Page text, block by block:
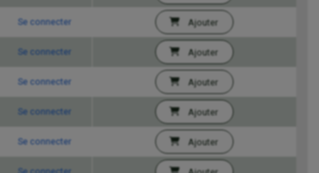
Se connecter Ajouter
Se connecter Ajouter
Se connecter Ajouter
Se connecter Ajouter
Se connecter Ajouter